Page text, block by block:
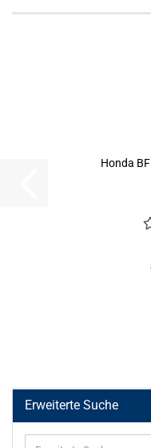
Honda
Erweiterte Suche